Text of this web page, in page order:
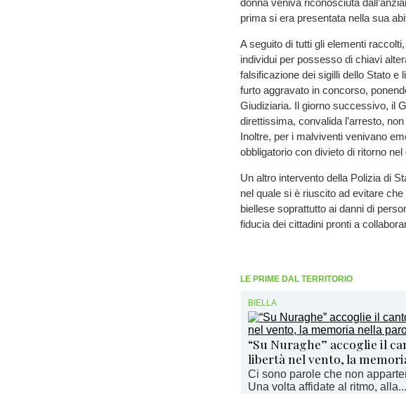
prima si era presentata nella sua
A seguito di tutti gli elementi
individui per possesso di chiavi
falsificazione dei sigilli dello Stato e
furto aggravato in concorso,
Giudiziaria. Il giorno successivo, il
direttissima, convalida l’arresto,
Inoltre, per i malviventi venivano
obbligatorio con divieto di ritorno
Un altro intervento della Polizia di
nel quale si è riuscito ad evitare
biellese soprattutto ai danni di
fiducia dei cittadini pronti a
LE PRIME DAL TERRITORIO
BIELLA
“Su Nuraghe” accoglie il
libertà nel vento, la
Ci sono parole che non
Una volta affidate al ritmo, alla...